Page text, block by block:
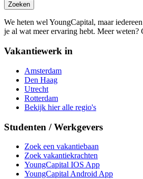
Zoeken
We heten wel YoungCapital, maar
je al wat meer ervaring hebt. Meer weten?
Vakantiewerk in
Amsterdam
Den Haag
Utrecht
Rotterdam
Bekijk hier alle regio's
Studenten / Werkgevers
Zoek een vakantiebaan
Zoek vakantiekrachten
YoungCapital IOS App
YoungCapital Android App